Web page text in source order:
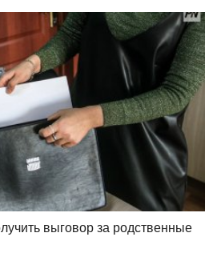
выговор за родственные